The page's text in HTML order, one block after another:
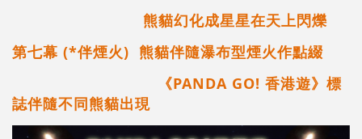
熊貓幻化成星星在天上閃爍
第七幕 (*伴煙火) 熊貓伴隨瀑布型煙火作點綴
《PANDA GO! 香港遊》標
誌伴隨不同熊貓出現